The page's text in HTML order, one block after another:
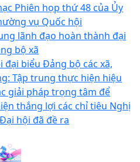
Phiên họp thứ 48 của Ủy
vụ Quốc hội
lãnh đạo hoàn thành đại
bộ xã
đại biểu Đảng bộ các xã,
Tập trung thực hiện hiệu
giải pháp trọng tâm để
thắng lợi các chỉ tiêu Nghị
hội đã đề ra